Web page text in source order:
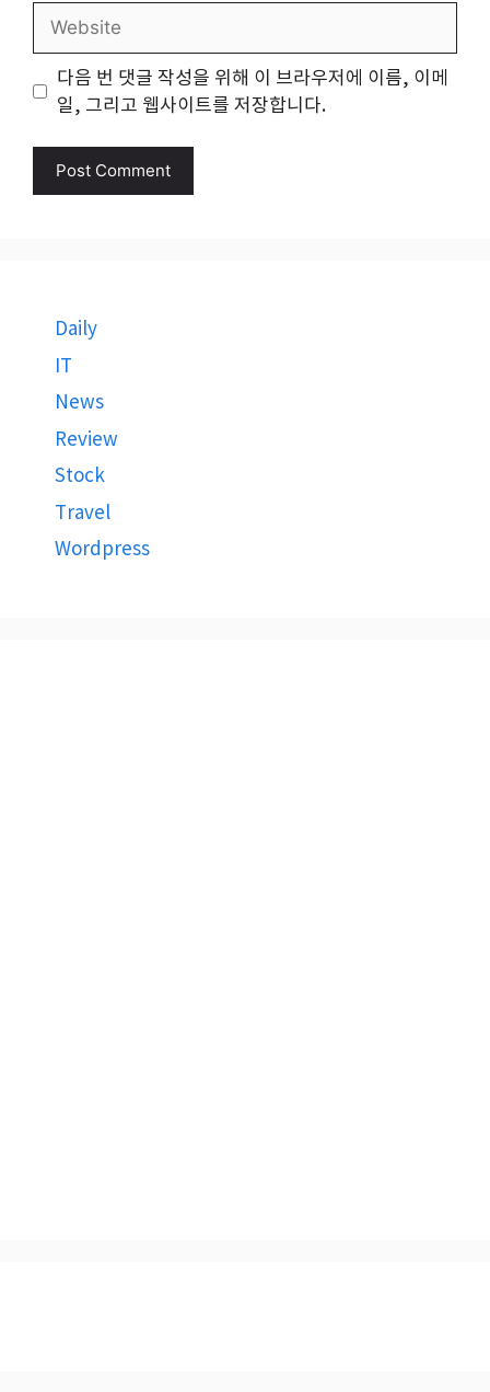
Website
다음 번 댓글 작성을 위해 이 브라우저에 이름, 이메
일, 그리고 웹사이트를 저장합니다.
Daily
IT
News
Review
Stock
Travel
Wordpress